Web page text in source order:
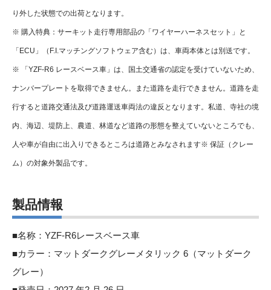
り外した状態での出荷となります。
※ 購入特典：サーキット走行専用部品の「ワイヤーハーネスセット」と
「ECU」（F.I.マッチングソフトウェア含む）は、車両本体とは別送です。
※ 「YZF-R6 レースベース車」は、国土交通省の認定を受けていないため、
ナンバープレートを取得できません。また道路を走行できません。道路を走
行すると道路交通法及び道路運送車両法の違反となります。私道、寺社の境
内、海辺、堤防上、農道、林道など道路の形態を整えていないところでも、
人や車が自由に出入りできるところは道路とみなされます※ 保証（クレー
ム）の対象外製品です。
製品情報
■名称：YZF-R6レースベース車
■カラー：マットダークグレーメタリック 6（マットダーク
グレー）